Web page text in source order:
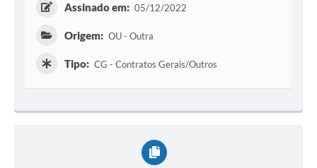
Assinado em: 05/12/2022
Origem: OU - Outra
Tipo: CG - Contratos Gerais/Outros